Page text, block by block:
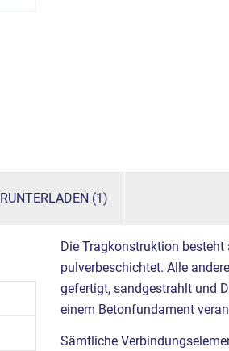
(1)
Die Tragkonstruktion
pulverbeschichtet. Alle
gefertigt, sandgestrahlt und
einem Betonfundament
Sämtliche